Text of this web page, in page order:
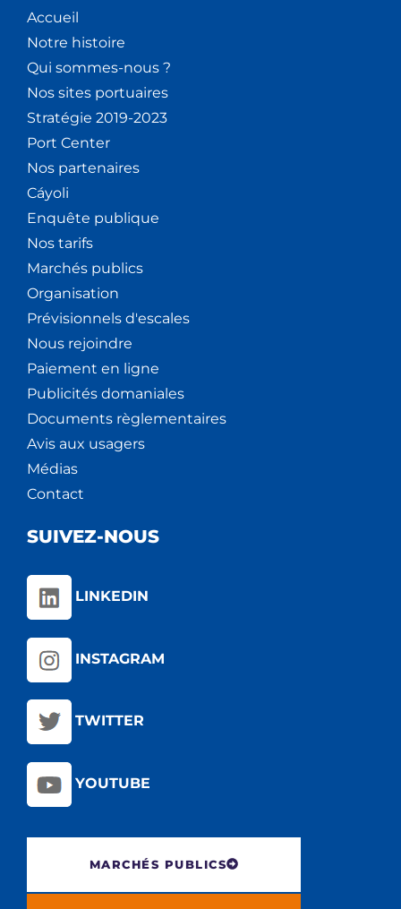
Accueil
Notre histoire
Qui sommes-nous ?
Nos sites portuaires
Stratégie 2019-2023
Port Center
Nos partenaires
Cáyoli
Enquête publique
Nos tarifs
Marchés publics
Organisation
Prévisionnels d'escales
Nous rejoindre
Paiement en ligne
Publicités domaniales
Documents règlementaires
Avis aux usagers
Médias
Contact
SUIVEZ-NOUS
LINKEDIN
INSTAGRAM
TWITTER
YOUTUBE
MARCHÉS PUBLICS